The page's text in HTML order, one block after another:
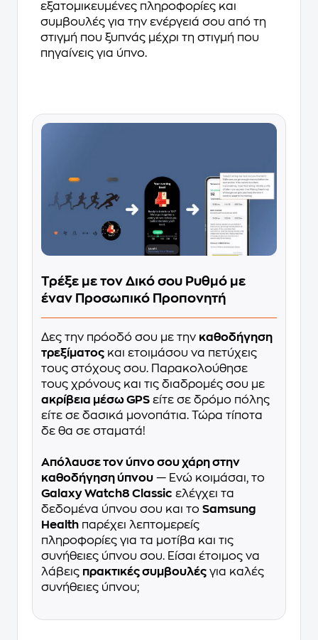
εξατομικευμένες πληροφορίες και
συμβουλές για την ενέργειά σου από τη
στιγμή που ξυπνάς μέχρι τη στιγμή που
πηγαίνεις για ύπνο.
Τρέξε με τον Δικό σου Ρυθμό με
έναν Προσωπικό Προπονητή
Δες την πρόοδό σου με την καθοδήγηση
τρεξίματος και ετοιμάσου να πετύχεις
τους στόχους σου. Παρακολούθησε
τους χρόνους και τις διαδρομές σου με
ακρίβεια μέσω GPS είτε σε δρόμο πόλης
είτε σε δασικά μονοπάτια. Τώρα τίποτα
δε θα σε σταματά!
Απόλαυσε τον ύπνο σου χάρη στην
καθοδήγηση ύπνου — Ενώ κοιμάσαι, το
Galaxy Watch8 Classic ελέγχει τα
δεδομένα ύπνου σου και το Samsung
Health παρέχει λεπτομερείς
πληροφορίες για τα μοτίβα και τις
συνήθειες ύπνου σου. Είσαι έτοιμος να
λάβεις πρακτικές συμβουλές για καλές
συνήθειες ύπνου;